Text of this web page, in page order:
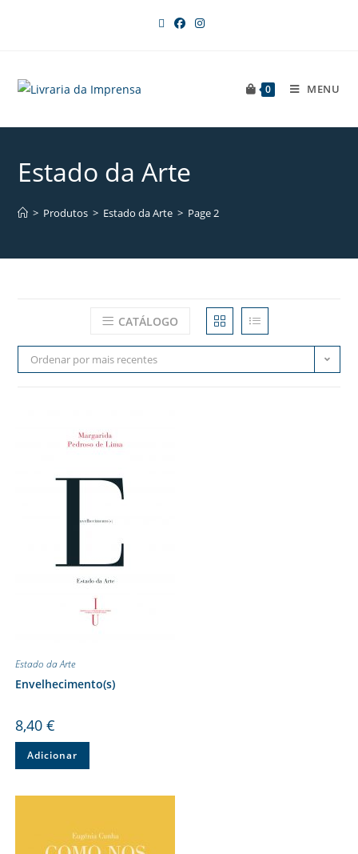
0 MENU
Estado da Arte
> Produtos > Estado da Arte > Page 2
CATÁLOGO
Ordenar por mais recentes
Estado da Arte
Envelhecimento(s)
8,40 €
Adicionar